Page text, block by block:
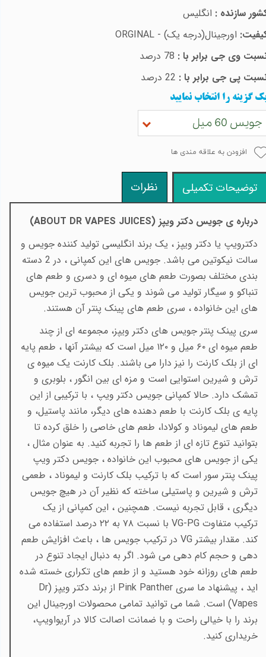
سازنده : انگلیس
اورجینال(درجه یک) - ORGINAL
وی جی برابر با :
پی جی برابر با :
گزینه را انتخاب نمایید
جویس 60 میل
افزودن به علاقه مندی ها
توضیحات تکمیلی نظرات
درباره ی جویس دکتر ویپز (ABOUT DR VAPES JUICES
)
دکترویپ یا دکتر ویپز ، یک برند انگلیسی تولید کننده جویس و
سالت نیکوتین می باشد. جویس های این کمپانی ، در 2 دسته
بندی مختلف بصورت طعم های میوه ای و دسری و طعم های
تنباکو و سیگار تولید می شوند و یکی از محبوب ترین جویس
های این خانواده ، سری طعم های پینک پنتر آن هستند.
سری پینک پنتر جویس های دکتر ویپز، مجموعه ای از چند
طعم میوه ای ۶۰ میل و ۱۲۰ میل است که بیشتر آنها ، طعم پایه
ای از بلک کارنت را نیز دارا می باشند. بلک کارنت یک میوه ی
ترش و شیرین استوایی است و مزه ای بین انگور ، بلوبری و
تمشک دارد. حالا کمپانی جویس دکتر ویپ ، با ترکیبی از این
پایه ی بلک کارنت با طعم دهنده های دیگر، مانند پاستیل، و
طعم های لیموناد و کولادا، طعم های خاصی را خلق کرده تا
بتوانید تنوع تازه ای از طعم ها را تجربه کنید. به عنوان مثال ،
یکی از جویس های محبوب این خانواده ، جویس دکتر ویپ
پینک پنتر سور است که با ترکیب بلک کارنت و لیموناد ، طعمی
ترش و شیرین و پاستیلی ساخته که نظیر آن در هیچ جویس
دیگری ، قابل تجربه نیست. همچنین ، این کمپانی از یک
ترکیب متفاوت VG-PG
با نسبت ۷۸ به ۲۲ درصد استفاده می
کند. مقدار بیشتر VGدر ترکیب جویس ها ، باعث افزایش طعم
دهی و حجم کام دهی می شود. اگر به دنبال ایجاد تنوع در
طعم های روزانه خود هستید و از طعم های تکراری خسته شده
اید ، پیشنهاد ما سری Pink Panther از برند دکتر ویپز (Dr
Vapes) است. شما می توانید تمامی محصولات اورجینال این
برند را با خیالی راحت و با ضمانت اصالت کالا در آریواویپ،
خریداری کنید.